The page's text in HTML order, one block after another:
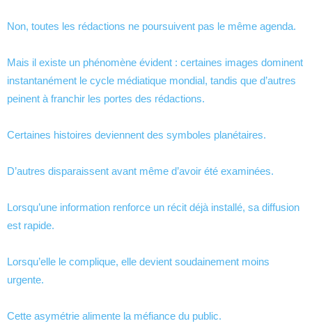
Non, toutes les rédactions ne poursuivent pas le même agenda.
Mais il existe un phénomène évident : certaines images dominent
instantanément le cycle médiatique mondial, tandis que d’autres
peinent à franchir les portes des rédactions.
Certaines histoires deviennent des symboles planétaires.
D’autres disparaissent avant même d’avoir été examinées.
Lorsqu’une information renforce un récit déjà installé, sa diffusion
est rapide.
Lorsqu’elle le complique, elle devient soudainement moins
urgente.
Cette asymétrie alimente la méfiance du public.